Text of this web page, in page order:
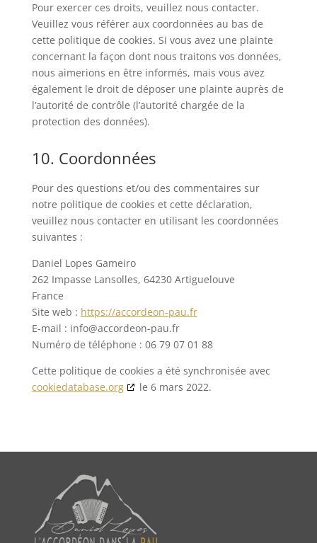
Pour exercer ces droits, veuillez nous contacter.
Veuillez vous référer aux coordonnées au bas de
cette politique de cookies. Si vous avez une plainte
concernant la façon dont nous traitons vos données,
nous aimerions en être informés, mais vous avez
également le droit de déposer une plainte auprès de
l’autorité de contrôle (l’autorité chargée de la
protection des données).
10. Coordonnées
Pour des questions et/ou des commentaires sur
notre politique de cookies et cette déclaration,
veuillez nous contacter en utilisant les coordonnées
suivantes :
Daniel Lopes Gameiro
262 Impasse Lansolles, 64230 Artiguelouve
France
Site web : https://accordeon-pau.fr
E-mail : info@accordeon-pau.fr
Numéro de téléphone : 06 79 07 01 88
Cette politique de cookies a été synchronisée avec
cookiedatabase.org
le 6 mars 2022.